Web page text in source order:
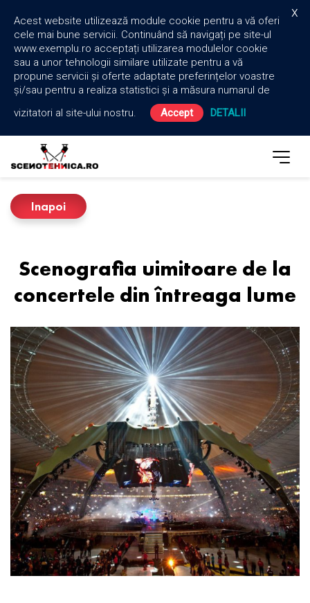
Acest website utilizează module cookie pentru a vă oferi
cele mai bune servicii. Continuând să navigați pe site-ul
www.exemplu.ro acceptați utilizarea modulelor cookie
sau a unor tehnologii similare utilizate pentru a vă
propune servicii și oferte adaptate preferințelor voastre
și/sau pentru a realiza statistici și a măsura numarul de
vizitatori al site-ului nostru.
Accept
x
DETALII
Inapoi
Scenografia uimitoare de la
concertele din întreaga lume